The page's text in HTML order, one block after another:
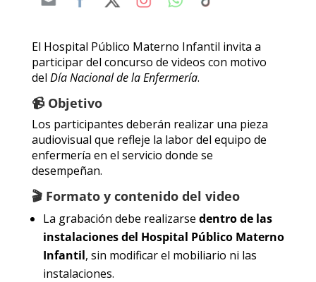
El Hospital Público Materno Infantil invita a
participar del concurso de videos con motivo
del Día Nacional de la Enfermería.
📹 Objetivo
Los participantes deberán realizar una pieza
audiovisual que refleje la labor del equipo de
enfermería en el servicio donde se
desempeñan.
🎬 Formato y contenido del video
La grabación debe realizarse dentro de las
instalaciones del Hospital Público Materno
Infantil, sin modificar el mobiliario ni las
instalaciones.